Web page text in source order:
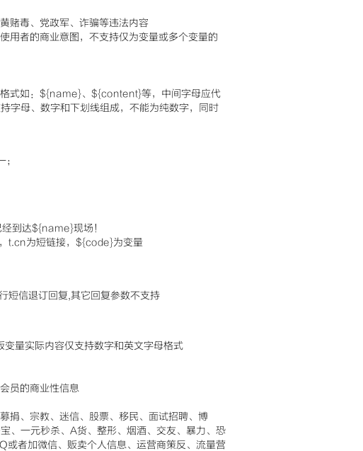
赌毒、党政军、诈骗等违法内容
用者的商业意图，不支持仅为变量或多个变量的
式如：${name}、${content}等，中间字母应代
字母、数字和下划线组成，不能为纯数字，同时
到达${name}现场！
t.cn为短链接，${code}为变量
短信退订回复,其它回复参数不支持
量实际内容仅支持数字和英文字母格式
员的商业性信息
捐、宗教、迷信、股票、移民、面试招聘、博
、一元秒杀、A货、整形、烟酒、交友、暴力、恐
或者加微信、贩卖个人信息、运营商策反、流量营